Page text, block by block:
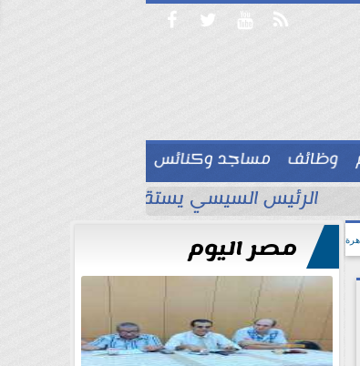
   
وظائف
مساجد وكنائس

الرئيس السيسي يستقبل ملك البحرين
مصر اليوم